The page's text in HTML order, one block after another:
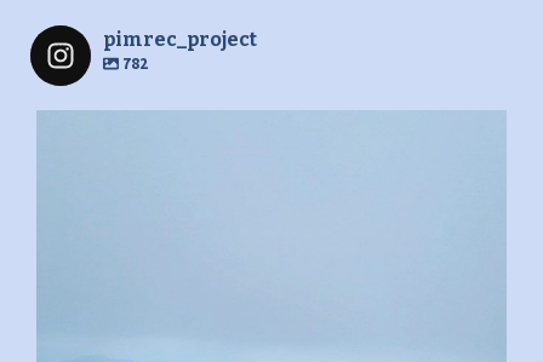
pimrec_project
782